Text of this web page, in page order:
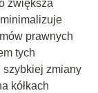
zwiększa
prawnych
tych
szybkiej zmiany
kółkach